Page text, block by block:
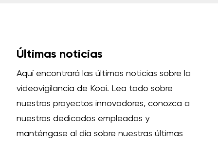
Últimas noticias
Aquí encontrará las últimas noticias sobre la
videovigilancia de Kooi. Lea todo sobre
nuestros proyectos innovadores, conozca a
nuestros dedicados empleados y
manténgase al día sobre nuestras últimas